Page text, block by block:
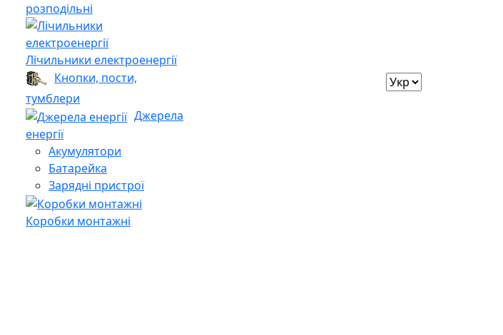
розподільні
Лічильники електроенергії
Кнопки, пости,
тумблери
Джерела
енергії
Акумулятори
Батарейка
Зарядні пристрої
Коробки монтажні